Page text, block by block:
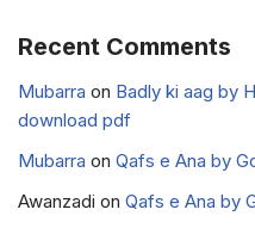
Recent Comments
Mubarra on Badly ki aag by
download pdf
Mubarra on Qafs e Ana by
Awanzadi on Qafs e Ana by